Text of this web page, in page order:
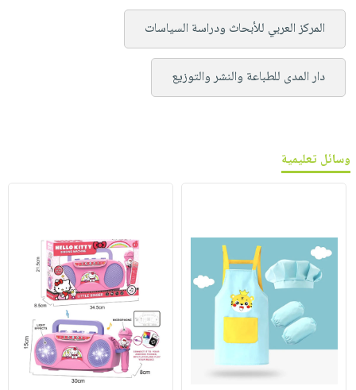
المركز العربي للأبحاث ودراسة السياسات
دار المدى للطباعة والنشر والتوزيع
وسائل تعليمية